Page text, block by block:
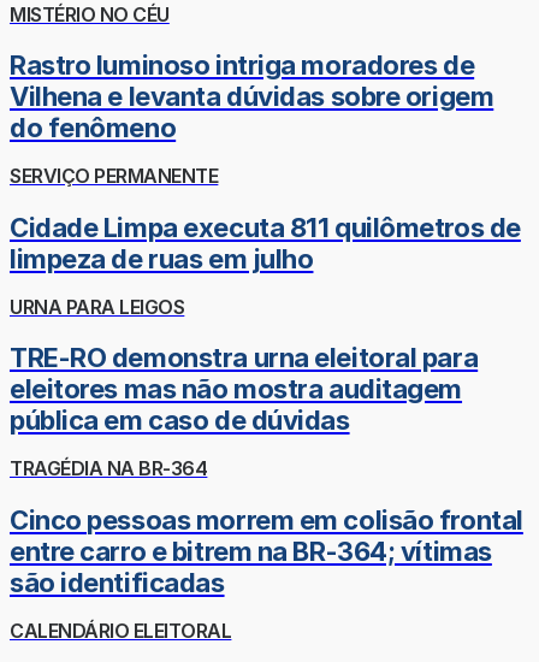
MISTÉRIO NO CÉU
Rastro luminoso intriga moradores de
Vilhena e levanta dúvidas sobre origem
do fenômeno
SERVIÇO PERMANENTE
Cidade Limpa executa 811 quilômetros de
limpeza de ruas em julho
URNA PARA LEIGOS
TRE-RO demonstra urna eleitoral para
eleitores mas não mostra auditagem
pública em caso de dúvidas
TRAGÉDIA NA BR-364
Cinco pessoas morrem em colisão frontal
entre carro e bitrem na BR-364; vítimas
são identificadas
CALENDÁRIO ELEITORAL